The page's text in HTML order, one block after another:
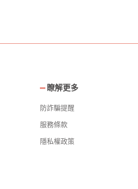
瞭解更多
防詐騙提醒
服務條款
隱私權政策